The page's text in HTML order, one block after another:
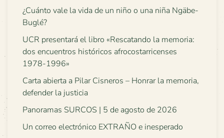
¿Cuánto vale la vida de un niño o una niña Ngäbe-
Buglé?
UCR presentará el libro «Rescatando la memoria:
dos encuentros históricos afrocostarricenses
1978-1996»
Carta abierta a Pilar Cisneros – Honrar la memoria,
defender la justicia
Panoramas SURCOS | 5 de agosto de 2026
Un correo electrónico EXTRAÑO e inesperado